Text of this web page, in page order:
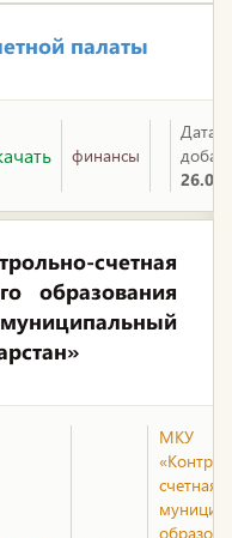
палаты
финансы
Дата
счетная
образования
МКУ
счетная